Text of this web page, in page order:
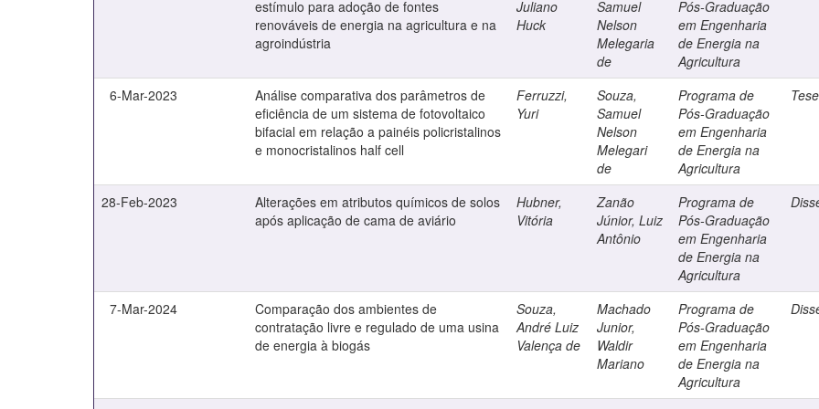
estímulo para adoção de fontes
renováveis de energia na agricultura e na
agroindústria
Juliano
Huck
Samuel
Nelson
Melegaria
de
Pós-Graduação
em Engenharia
de Energia na
Agricultura
6-Mar-2023
Análise comparativa dos parâmetros de
eficiência de um sistema de fotovoltaico
bifacial em relação a painéis policristalinos
e monocristalinos half cell
Ferruzzi,
Yuri
Souza,
Samuel
Nelson
Melegari
de
Programa de
Pós-Graduação
em Engenharia
de Energia na
Agricultura
Tese
28-Feb-2023
Alterações em atributos químicos de solos
após aplicação de cama de aviário
Hubner,
Vitória
Zanão
Júnior, Luiz
Antônio
Programa de
Pós-Graduação
em Engenharia
de Energia na
Agricultura
7-Mar-2024
Comparação dos ambientes de
contratação livre e regulado de uma usina
de energia à biogás
Souza,
André Luiz
Valença de
Machado
Junior,
Waldir
Mariano
Programa de
Pós-Graduação
em Engenharia
de Energia na
Agricultura